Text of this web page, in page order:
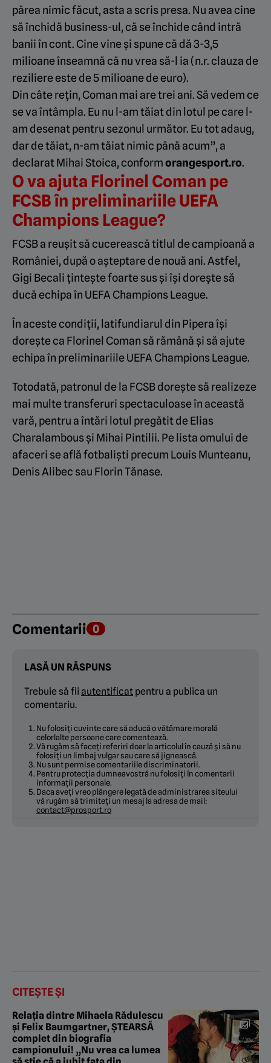
părea nimic făcut, asta a scris presa. Nu avea cine
să închidă business-ul, că se închide când intră
banii în cont. Cine vine şi spune că dă 3-3,5
milioane înseamnă că nu vrea să-l ia (n.r. clauza de
reziliere este de 5 milioane de euro).
Din câte reţin, Coman mai are trei ani. Să vedem ce
se va întâmpla. Eu nu l-am tăiat din lotul pe care l-
am desenat pentru sezonul următor. Eu tot adaug,
dar de tăiat, n-am tăiat nimic până acum”, a
declarat Mihai Stoica, conformorangesport.ro.
O va ajuta Florinel Coman pe
FCSB în preliminariile UEFA
Champions League?
FCSB a reușit să cucerească titlul de campioană a
României, după o așteptare de nouă ani. Astfel,
Gigi Becali țintește foarte sus și își dorește să
ducă echipa în UEFA Champions League.
În aceste condiții, latifundiarul din Pipera își
dorește ca Florinel Coman să rămână și să ajute
echipa în preliminariile UEFA Champions League.
Totodată, patronul de la FCSB dorește să realizeze
mai multe transferuri spectaculoase în această
vară, pentru a întări lotul pregătit de Elias
Charalambous și Mihai Pintilii. Pe lista omului de
afaceri se află fotbaliști precum Louis Munteanu,
Denis Alibec sau Florin Tănase.
Comentarii 0
LASĂ UN RĂSPUNS
Trebuie să fii autentificat pentru a publica un
comentariu.
Nu folosiți cuvinte care să aducă o vătămare morală
celorlalte persoane care comentează.
Vă rugăm să faceți referiri doar la articolul în cauză și să nu
folosiți un limbaj vulgar sau care să jignească.
Nu sunt permise comentariile discriminatorii.
Pentru protecția dumneavostră nu folosiți în comentarii
informații personale.
Daca aveți vreo plângere legată de administrarea siteului
vă rugăm să trimiteți un mesaj la adresa de mail:
contact@prosport.ro
CITEȘTE ȘI
Relația dintre Mihaela Rădulescu
și Felix Baumgartner, ȘTEARSĂ
complet din biografia
campionului! „Nu vrea ca lumea